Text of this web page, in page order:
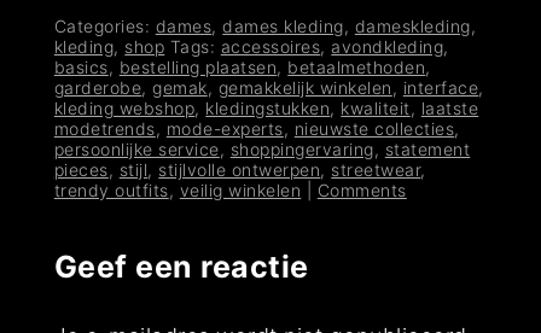
Categories: dames,dames kleding, dameskleding,
kleding, shop Tags: accessoires, avondkleding,
basics, bestelling plaatsen, betaalmethoden,
garderobe,gemak, gemakkelijk winkelen , interface,
kleding webshop, kledingstukken, kwaliteit , laatste
modetrends, mode-experts, nieuwste collecties,
persoonlijke service, shoppingervaring, statement
pieces, stijl, stijlvolle ontwerpen, streetwear,
trendy outfits, veilig winkelen Comments
Geef een reactie